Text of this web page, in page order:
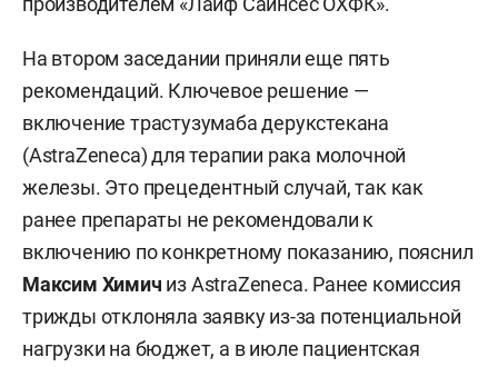
На втором заседании приняли еще пять
рекомендаций. Ключевое решение —
включение трастузумаба дерукстекана
(AstraZeneca) для терапии рака молочной
железы. Это прецедентный случай, так как
ранее препараты не рекомендовали к
включению по конкретному показанию, пояснил
Максим Химич из AstraZeneca. Ранее комиссия
трижды отклоняла заявку из-за потенциальной
нагрузки на бюджет, а в июле пациентская